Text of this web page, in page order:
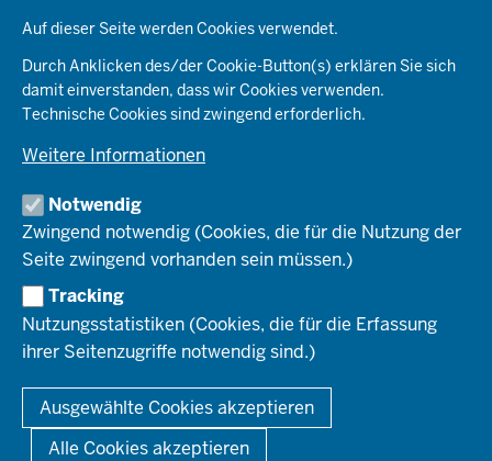
Auf dieser Seite werden Cookies verwendet.
Durch Anklicken des/der Cookie-Button(s) erklären Sie sich
damit einverstanden, dass wir Cookies verwenden.
Technische Cookies sind zwingend erforderlich.
Weitere Informationen
Notwendig
Zwingend notwendig (Cookies, die für die Nutzung der
Seite zwingend vorhanden sein müssen.)
Tracking
Nutzungsstatistiken (Cookies, die für die Erfassung
ihrer Seitenzugriffe notwendig sind.)
Ausgewählte Cookies akzeptieren
Alle Cookies akzeptieren
e
Kommunales & Wirtschaft
Planen & Bauen
Schule & Bildung
Umwelt & Natur
Aktenpläne
Organisationsstruktur
Behördenleitung
Die Bezirksregierung
Organisationsplan
Institutionen
Arbeitgeberprofil
Stellenangebote
Ausbildung
PRESSE
Pressefotos
Social-Media-Kanäle
REGIONALRAT DÜSSELDORF
SERVICES
Bekanntmachungen
Förderprogramme
Kontakt
Mediathek
So finden Sie uns
Anerkennung von Bildungsnachweisen
HOTLINE
© 2026 Bezirksregierung Düsseldorf
Fußzeile
DATENSCHUTZ BARRIEREFREIHEIT
IMPRESSUM
KONTAKT